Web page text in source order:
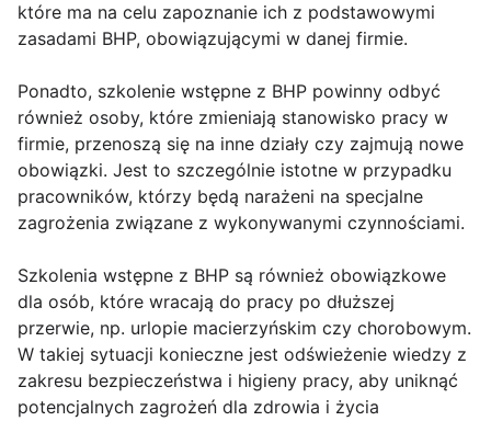
które ma na celu zapoznanie ich z podstawowymi
zasadami BHP, obowiązującymi w danej firmie.
Ponadto, szkolenie wstępne z BHP powinny odbyć
również osoby, które zmieniają stanowisko pracy w
firmie, przenoszą się na inne działy czy zajmują nowe
obowiązki. Jest to szczególnie istotne w przypadku
pracowników, którzy będą narażeni na specjalne
zagrożenia związane z wykonywanymi czynnościami.
Szkolenia wstępne z BHP są również obowiązkowe
dla osób, które wracają do pracy po dłuższej
przerwie, np. urlopie macierzyńskim czy chorobowym.
W takiej sytuacji konieczne jest odświeżenie wiedzy z
zakresu bezpieczeństwa i higieny pracy, aby uniknąć
potencjalnych zagrożeń dla zdrowia i życia